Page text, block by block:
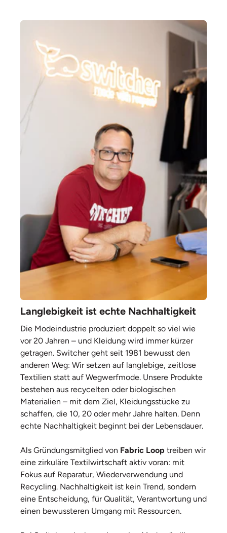
Langlebigkeit ist echte Nachhaltigkeit
Die Modeindustrie produziert doppelt so viel wie
vor 20 Jahren – und Kleidung wird immer kürzer
getragen. Switcher geht seit 1981 bewusst den
anderen Weg: Wir setzen auf langlebige, zeitlose
Textilien statt auf Wegwerfmode. Unsere Produkte
bestehen aus recycelten oder biologischen
Materialien – mit dem Ziel, Kleidungsstücke zu
schaffen, die 10, 20 oder mehr Jahre halten. Denn
echte Nachhaltigkeit beginnt bei der Lebensdauer.
Als Gründungsmitglied von Fabric Loop treiben wir
eine zirkuläre Textilwirtschaft aktiv voran: mit
Fokus auf Reparatur, Wiederverwendung und
Recycling. Nachhaltigkeit ist kein Trend, sondern
eine Entscheidung, für Qualität, Verantwortung und
einen bewussteren Umgang mit Ressourcen.